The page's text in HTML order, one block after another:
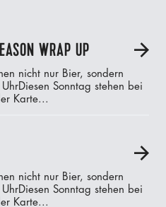
WRAP UP A
nicht nur Bier, sondern
Sonntag stehen bei
Karte...
A
nicht nur Bier, sondern
Sonntag stehen bei
Karte...